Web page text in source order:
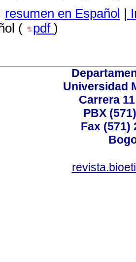
resumen en Español |
(
pdf )
Universidad
Carrera
PBX
Fax (571)